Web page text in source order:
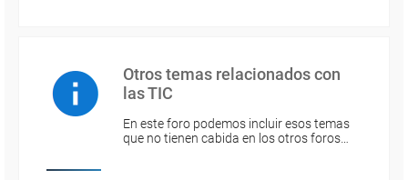
Otros temas relacionados con
las TIC
En este foro podemos incluir esos temas
que no tienen cabida en los otros foros…